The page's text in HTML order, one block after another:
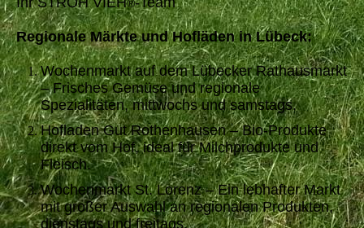
®
Regionale Märkte und Hofläden in Lübeck:
Wochenmarkt auf dem Lübecker Rathausmarkt
– Frisches Gemüse und regionale
Spezialitäten, mittwochs und samstags.
Hofladen Gut Rothenhausen – Bio-Produkte
direkt vom Hof, ideal für Milchprodukte und
Fleisch.
Wochenmarkt St. Lorenz – Ein lebhafter Markt
mit großer Auswahl an regionalen Produkten,
dienstags und freitags.